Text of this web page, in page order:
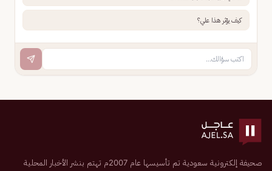
كيف يؤثر هذا علي؟
صحيفة إلكترونية سعودية تم تأسيسها عام 2007م تهتم بنشر الأخبار المحلية